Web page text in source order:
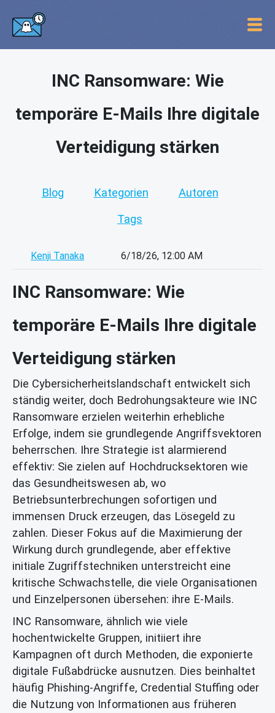
INC Ransomware: Wie
temporäre E-Mails Ihre digitale
Verteidigung stärken
Blog Kategorien Autoren
Tags
Kenji Tanaka 6/18/26, 12:00 AM
INC Ransomware: Wie
temporäre E-Mails Ihre digitale
Verteidigung stärken
Die Cybersicherheitslandschaft entwickelt sich
ständig weiter, doch Bedrohungsakteure wie INC
Ransomware erzielen weiterhin erhebliche
Erfolge, indem sie grundlegende Angriffsvektoren
beherrschen. Ihre Strategie ist alarmierend
effektiv: Sie zielen auf Hochdrucksektoren wie
das Gesundheitswesen ab, wo
Betriebsunterbrechungen sofortigen und
immensen Druck erzeugen, das Lösegeld zu
zahlen. Dieser Fokus auf die Maximierung der
Wirkung durch grundlegende, aber effektive
initiale Zugriffstechniken unterstreicht eine
kritische Schwachstelle, die viele Organisationen
und Einzelpersonen übersehen: ihre E-Mails.
INC Ransomware, ähnlich wie viele
hochentwickelte Gruppen, initiiert ihre
Kampagnen oft durch Methoden, die exponierte
digitale Fußabdrücke ausnutzen. Dies beinhaltet
häufig Phishing-Angriffe, Credential Stuffing oder
die Nutzung von Informationen aus früheren